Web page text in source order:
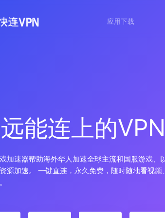
应用下载
能连上的VPN
加速器帮助海外华人加速全球主流和国服游戏、
源加速。 一键直连，永久免费，随时随地看视